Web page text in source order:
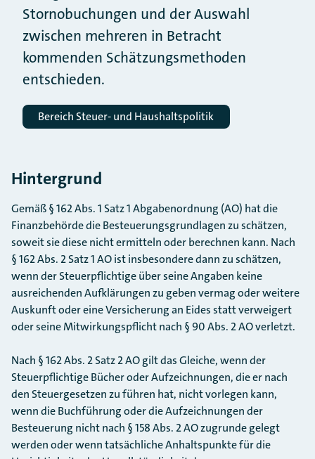
Stornobuchungen und der Auswahl
zwischen mehreren in Betracht
kommenden Schätzungsmethoden
entschieden.
Bereich Steuer- und Haushaltspolitik
Hintergrund
Gemäß § 162 Abs. 1 Satz 1 Abgabenordnung (AO) hat die
Finanzbehörde die Besteuerungsgrundlagen zu schätzen,
soweit sie diese nicht ermitteln oder berechnen kann. Nach
§ 162 Abs. 2 Satz 1 AO ist insbesondere dann zu schätzen,
wenn der Steuerpflichtige über seine Angaben keine
ausreichenden Aufklärungen zu geben vermag oder weitere
Auskunft oder eine Versicherung an Eides statt verweigert
oder seine Mitwirkungspflicht nach § 90 Abs. 2 AO verletzt.
Nach § 162 Abs. 2 Satz 2 AO gilt das Gleiche, wenn der
Steuerpflichtige Bücher oder Aufzeichnungen, die er nach
den Steuergesetzen zu führen hat, nicht vorlegen kann,
wenn die Buchführung oder die Aufzeichnungen der
Besteuerung nicht nach § 158 Abs. 2 AO zugrunde gelegt
werden oder wenn tatsächliche Anhaltspunkte für die